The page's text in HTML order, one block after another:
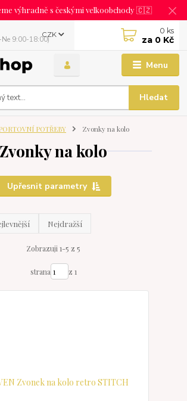
výhradně s českými velkoobchody 🇨🇿
Menu
CZK
Hledat
Ne 9:00-18:00)
0 ks
za 0 Kč
POTŘEBY Zvonky na kolo
Zvonky na kolo
Upřesnit parametry
Nejdražší
Zobrazuji 1-5 z 5
strana z 1